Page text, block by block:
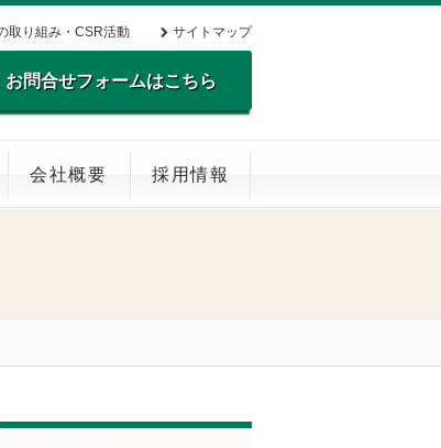
取り組み・CSR活動 サイトマップ
お問合せフォームはこちら
35-0516 FAX.0795-35-
会社概要 採用情報